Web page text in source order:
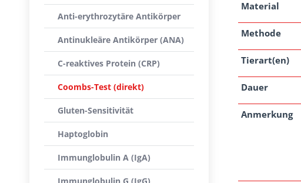
Material
Methode
Tierart(en)
Dauer
Anmerkung
Anti-erythrozytäre Antikörper
Antinukleäre Antikörper (ANA)
C-reaktives Protein (CRP)
Coombs-Test (direkt)
Gluten-Sensitivität
Haptoglobin
Immunglobulin A (IgA)